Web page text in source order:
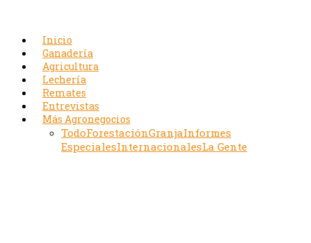
Inicio
Ganadería
Agricultura
Lechería
Remates
Entrevistas
Más Agronegocios
TodoForestaciónGranjaInformes
EspecialesInternacionalesLa Gente